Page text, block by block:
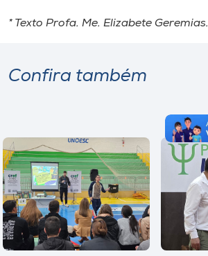
* Texto Profa. Me. Elizabete Geremias.
Confira também